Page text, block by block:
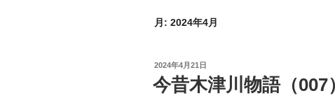
月: 2024年4月
投
稿
日:
2024年4月21日
今昔木津川物語（007）